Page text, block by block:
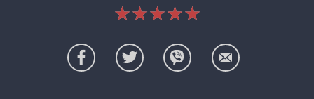
★★★★★
★★★★★
★★★★★